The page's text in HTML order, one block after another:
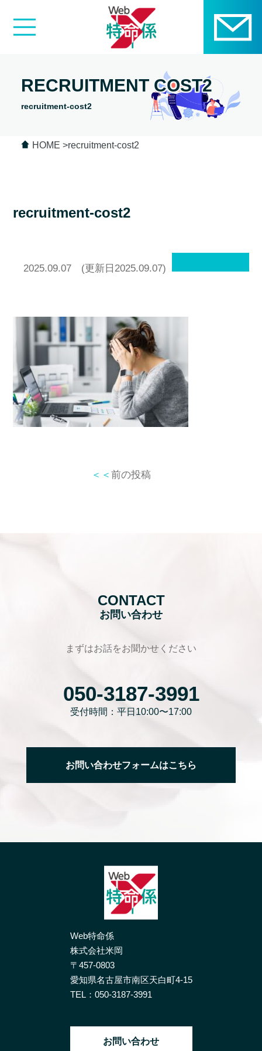
RECRUITMENT COST2
recruitment-cost2
HOME recruitment-cost2
recruitment-cost2
2025.09.07(更新日2025.09.07)
＜＜ 前の投稿
CONTACT
お問い合わせ
まずはお話をお聞かせください
050-3187-3991
受付時間：平日10:00〜17:00
お問い合わせフォームはこちら
Web特命係
株式会社米岡
〒457-0803
愛知県名古屋市南区天白町4-15
TEL： 050-3187-3991
お問い合わせ